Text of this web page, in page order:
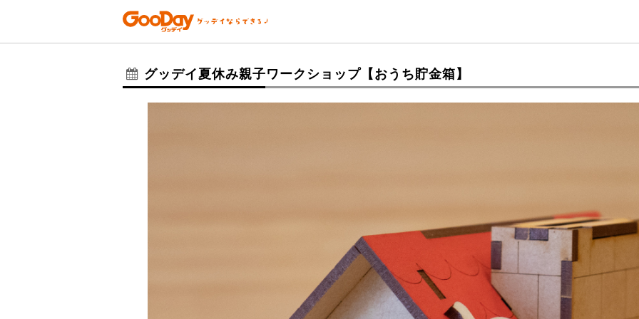
グッデイ夏休み親子ワークショップ【おうち貯金箱】